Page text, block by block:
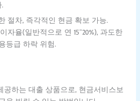
절차, 즉각적인 현금 확보 가능.
자율(일반적으로 연 15~20%), 과도한
등급 하락 위험.
공하는 대출 상품으로, 현금서비스보